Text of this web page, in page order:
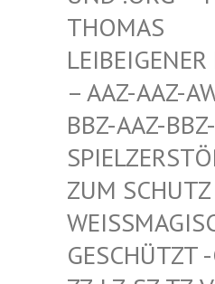
OMAS LE
IBEIGENER
AAZ-AAZ-
Z-AAZ-BBZ-SP
M SCHUTZ –
ISSMAGISCH
CHÜTZT -